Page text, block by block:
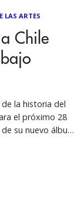
LAS ARTES
Chile
la historia del
el próximo 28
su nuevo álbum